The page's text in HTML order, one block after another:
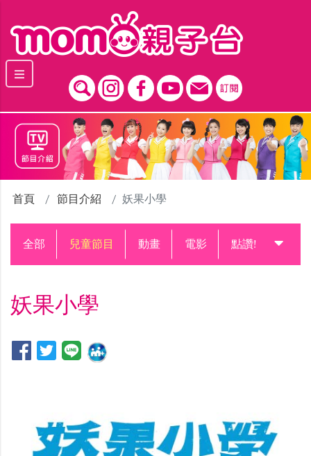
首頁 節目介紹 妖果小學
全部 兒童節目 動畫 電影 點讚!升級中
妖果小學